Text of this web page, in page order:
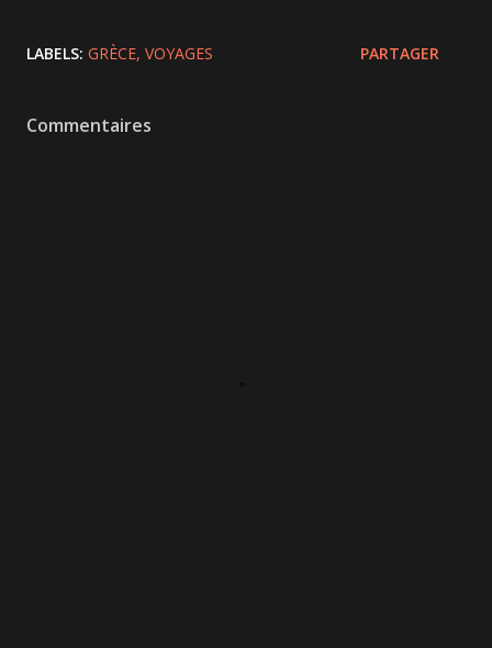
LABELS: GRÈCE VOYAGES PARTAGER
Commentaires